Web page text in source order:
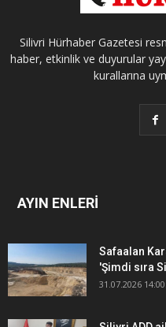
Silivri Hürhaber Gazetesi
haber, etkinlik ve duyurular
kurallarına
AYIN ENLERİ
Safaalan
'Şimdi sıra
31.07.2026